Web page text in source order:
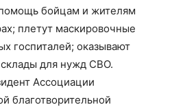
бойцам и жителям
плетут маскировочные
госпиталей; оказывают
для нужд СВО.
Ассоциации
благотворительной